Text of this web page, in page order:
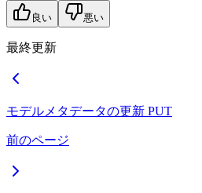
良い 悪い
最終更新
モデルメタデータの更新 PUT
前のページ